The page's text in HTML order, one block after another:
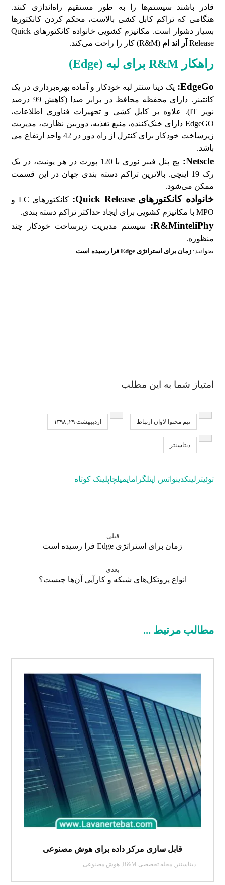
قادر باشند سیستم‌ها را به طور مستقیم راه‌اندازی کنند.
هنگامی که تراکم کابل کشی بالاست، محکم کردن کانکتورها
بسیار دشوار است. مکانیزم کشویی خانواده کانکتورهای Quick
Release آر اند ام (R&M) کار را راحت می‌کند.
راهکار R&M برای لبه (Edge)
EdgeGo:
یک دیتا سنتر لبه خودکار و آماده بهره‌برداری در یک
کانتینر. دارای محفظه محافظ در برابر صدا (کاهش 99 درصد
نویز IT). علاوه بر کابل کشی و تجهیزات فناوری اطلاعات،
EdgeGO دارای خنک‌کننده، منبع تغذیه، دوربین نظارت، مدیریت
زیرساخت خودکار برای کنترل از راه دور در 42 واحد ارتفاع می
باشد.
Netscle:
پچ پنل فیبر نوری با 120 پورت در هر یونیت، در یک
رک 19 اینچی. بالاترین تراکم دسته بندی جهان در این قسمت
ممکن می‌شود.
خانواده کانکتورهای Quick Release:
کانکتورهای LC و
MPO با مکانیزم کشویی برای ایجاد حداکثر تراکم دسته بندی.
R&MinteliPhy:
سیستم مدیریت زیرساخت خودکار چند
منظوره.
بخوانید: زمان برای استراتژی Edge فرا رسیده است
امتیاز شما به این مطلب
تیم محتوا لاوان ارتباط اردیبهشت ۲۹, ۱۳۹۸
دیتاسنتر
توئیتر لینکدینواتس اپتلگرامایمیلچاپلینک کوتاه
قبلی
زمان برای استراتژی Edge فرا رسیده است
بعدی
انواع پروتکل‌های شبکه و کارآیی آن‌ها چیست؟
مطالب مرتبط ...
قابل سازی مرکز داده برای هوش مصنوعی
دیتاسنتر ,مجله تخصصی R&M ,هوش مصنوعی